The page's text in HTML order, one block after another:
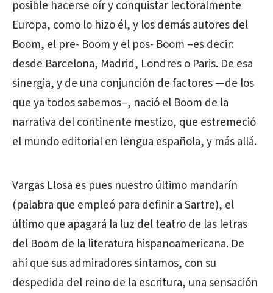
posible hacerse oír y conquistar lectoralmente
Europa, como lo hizo él, y los demás autores del
Boom, el pre- Boom y el pos- Boom –es decir:
desde Barcelona, Madrid, Londres o Paris. De esa
sinergia, y de una conjunción de factores —de los
que ya todos sabemos–, nació el Boom de la
narrativa del continente mestizo, que estremeció
el mundo editorial en lengua española, y más allá.
Vargas Llosa es pues nuestro último mandarín
(palabra que empleó para definir a Sartre), el
último que apagará la luz del teatro de las letras
del Boom de la literatura hispanoamericana. De
ahí que sus admiradores sintamos, con su
despedida del reino de la escritura, una sensación